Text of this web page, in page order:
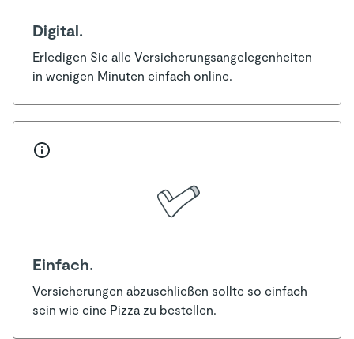
Digital.
Erledigen Sie alle Versicherungsangelegenheiten
in wenigen Minuten einfach online.
Einfach.
Versicherungen abzuschließen sollte so einfach
sein wie eine Pizza zu bestellen.